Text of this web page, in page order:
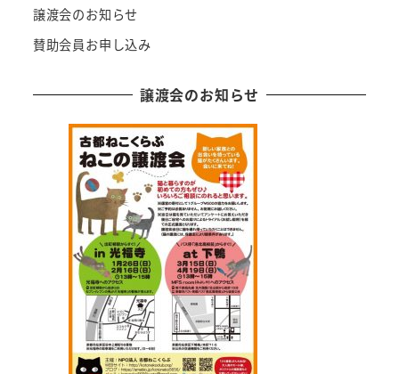
譲渡会のお知らせ
賛助会員お申し込み
譲渡会のお知らせ